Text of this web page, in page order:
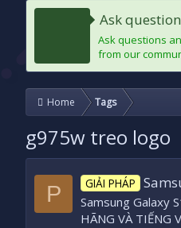
Ask question
Ask questions
from our
Home Tags
g975w treo logo
P GIẢI PHÁP
Samsung Galaxy
HÃNG VÀ TIẾNG